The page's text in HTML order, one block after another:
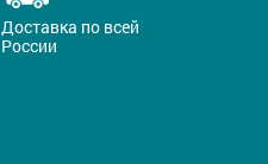
Доставка по всей
России